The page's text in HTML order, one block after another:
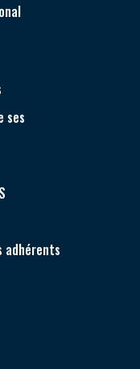
ses
adhérents